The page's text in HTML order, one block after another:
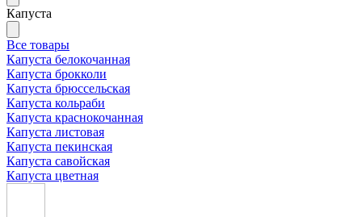
Капуста
Все товары
Капуста белокочанная
Капуста брокколи
Капуста брюссельская
Капуста кольраби
Капуста краснокочанная
Капуста листовая
Капуста пекинская
Капуста савойская
Капуста цветная